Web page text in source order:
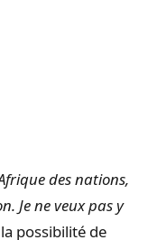
des nations,
Je ne veux pas y
possibilité de